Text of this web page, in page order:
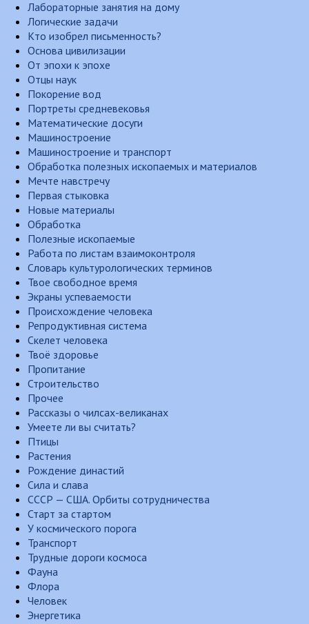
Лабораторные занятия на дому
Логические задачи
Кто изобрел письменность?
Основа цивилизации
От эпохи к эпохе
Отцы наук
Покорение вод
Портреты средневековья
Математические досуги
Машиностроение
Машиностроение и транспорт
Обработка полезных ископаемых и материалов
Мечте навстречу
Первая стыковка
Новые материалы
Обработка
Полезные ископаемые
Работа по листам взаимоконтроля
Словарь культурологических терминов
Твое свободное время
Экраны успеваемости
Происхождение человека
Репродуктивная система
Скелет человека
Твоё здоровье
Пропитание
Строительство
Прочее
Рассказы о чилсах-великанах
Умеете ли вы считать?
Птицы
Растения
Рождение династий
Сила и слава
СССР — США. Орбиты сотрудничества
Старт за стартом
У космического порога
Транспорт
Трудные дороги космоса
Фауна
Флора
Человек
Энергетика